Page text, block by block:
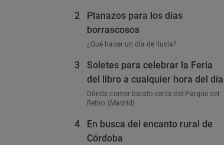
2
Planazos para los días
borrascosos
¿Qué hacer un día de lluvia?
3
Soletes para celebrar la Feria
del libro a cualquier hora del día
Dónde comer barato cerca del Parque del
Retiro (Madrid)
4
En busca del encanto rural de
Córdoba